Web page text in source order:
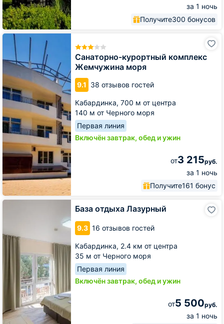
за 1 ночь
Получите300 бонусов
Санаторно-курортный комплекс
Жемчужина моря
9.1 38 отзывов гостей
Кабардинка, 700 м от центра
140 м от Черного моря
Первая линия
Включён завтрак, обед и ужин
от3 215руб.
за 1 ночь
Получите161 бонус
Санаторно-
курортный
комплекс
Жемчужина
моря
База отдыха Лазурный
9.3 16 отзывов гостей
Кабардинка, 2.4 км от центра
35 м от Черного моря
Первая линия
Включён завтрак, обед и ужин
от5 500руб.
за 1 ночь
База